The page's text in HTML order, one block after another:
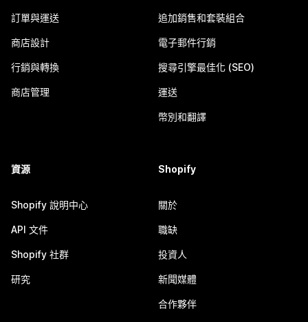
訂單與運送
商店設計
行銷與轉換
商店管理
追加銷售和套裝組合
電子郵件行銷
搜尋引擎最佳化 (SEO)
運送
幣別和翻譯
資源
Shopify 說明中心
API 文件
Shopify 社群
研究
Shopify
關於
職缺
投資人
新聞媒體
合作夥伴